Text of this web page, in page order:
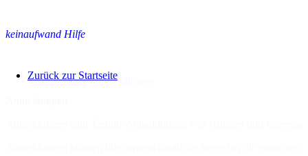
keinaufwand Hilfe
Zurück zur Startseite
Hilfe Center>Anmeldungen